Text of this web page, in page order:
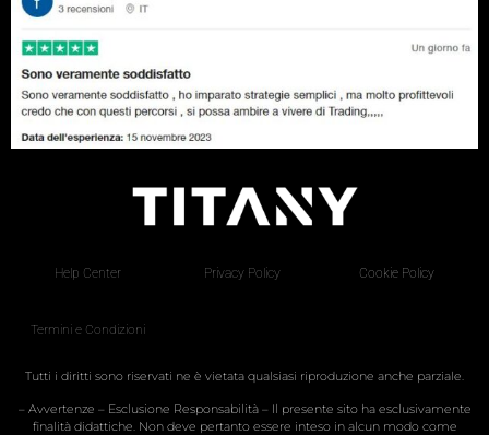
Help Center Privacy Policy Cookie Policy
Termini e Condizioni
Tutti i diritti sono riservati ne è vietata qualsiasi riproduzione anche parziale.
– Avvertenze – Esclusione Responsabilità – Il presente sito ha esclusivamente
finalità didattiche. Non deve pertanto essere inteso in alcun modo come